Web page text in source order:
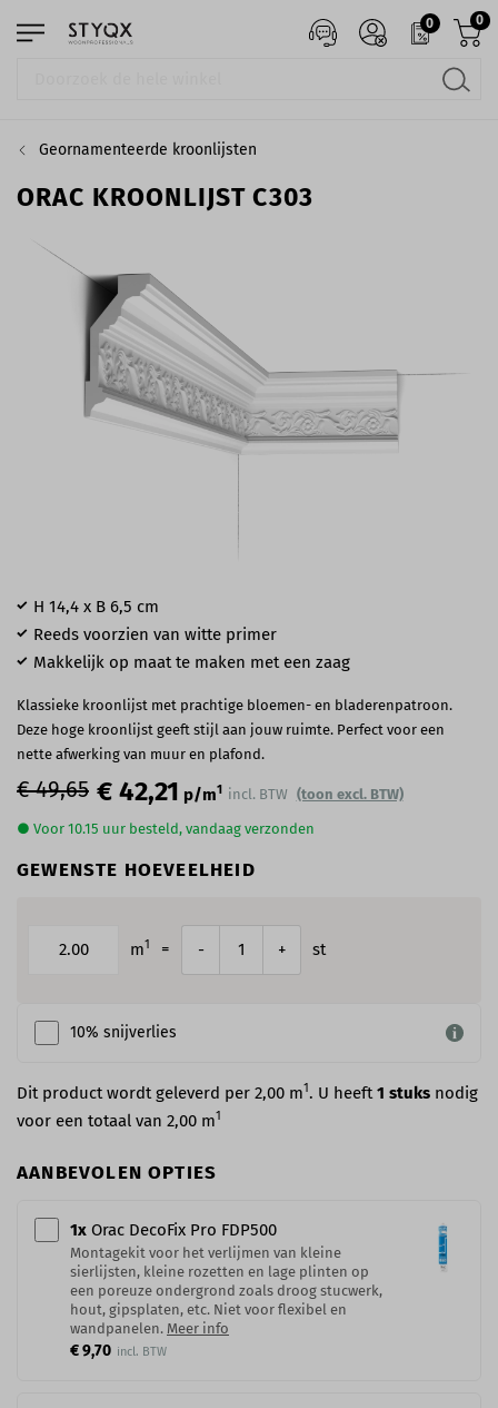
0 0
Geornamenteerde kroonlijsten
ORAC KROONLIJST C303
€ 49,65 € 42,21 p/m1 incl. BTW (toon excl. BTW)
● Voor 10.15 uur besteld, vandaag verzonden
GEWENSTE HOEVEELHEID
m1 = - + st
10% snijverlies
Dit product wordt geleverd per 2,00 m1. U heeft1 stuks nodig
voor een totaal van 2,00 m1
AANBEVOLEN OPTIES
1x Orac DecoFix Pro​ FDP500
Montagekit voor het verlijmen van kleine
sierlijsten, kleine rozetten en lage plinten op
een poreuze ondergrond zoals droog stucwerk,
hout, gipsplaten, etc. Niet voor flexibel en
wandpanelen. Meer info
€ 9,70
H 14,4 x B 6,5 cm
Reeds voorzien van witte primer
Makkelijk op maat te maken met een zaag
Klassieke kroonlijst met prachtige bloemen- en bladerenpatroon.
Deze hoge kroonlijst geeft stijl aan jouw ruimte. Perfect voor een
nette afwerking van muur en plafond.